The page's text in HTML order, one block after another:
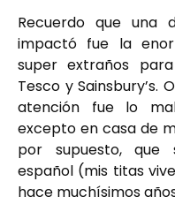
Recuerdo que una
impactó fue la
super extraños
Tesco y
atención fue lo
excepto en casa de
por supuesto, que
español (mis titas
hace muchísimos